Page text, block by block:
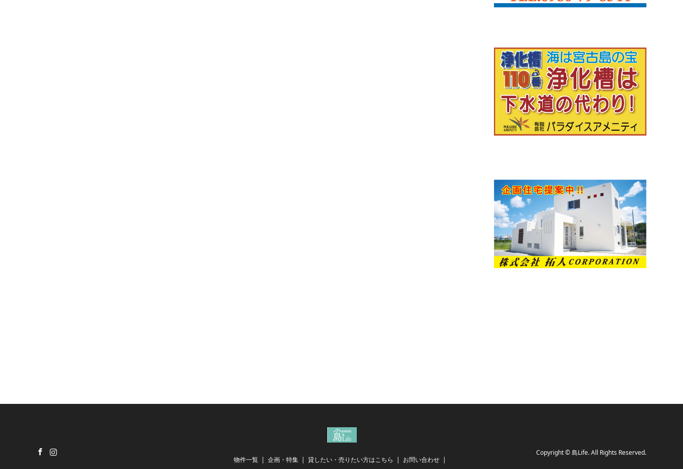
物件一覧 企画・特集 貸したい・売りたい方はこちら
お問い合わせ
Copyright©島Life. All Rights Reserved.